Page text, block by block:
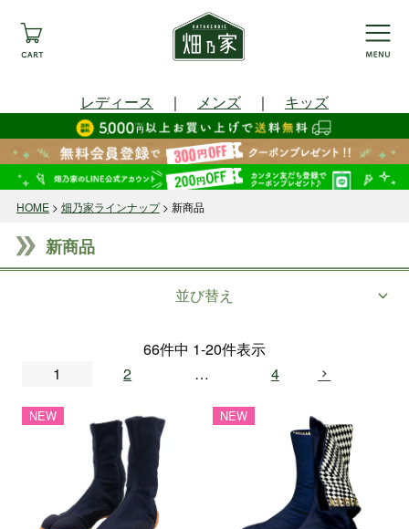
レディース ｜ メンズ ｜ キッズ
HOME 畑乃家ラインナップ 新商品
新商品
並び替え
66件中 1-20件表示
1
2 … 4
NEW NEW